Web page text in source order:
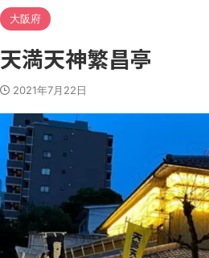
大阪府
天満天神繁昌亭
2021年7月22日